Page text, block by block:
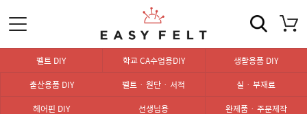
펠트 DIY 학교 CA수업용DIY
생활용품 DIY
출산용품 DIY
펠트 · 원단 · 서적
실 · 부재료
헤어핀 DIY
선생님용 완제품 · 주문제작